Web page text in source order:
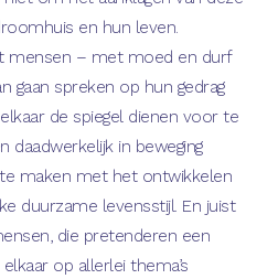
en hun leven.
mensen – met moed en durf
gaan spreken op hun gedrag
de spiegel dienen voor te
daadwerkelijk in beweging
maken met het ontwikkelen
duurzame levensstijl. En juist
die pretenderen een
op allerlei thema’s